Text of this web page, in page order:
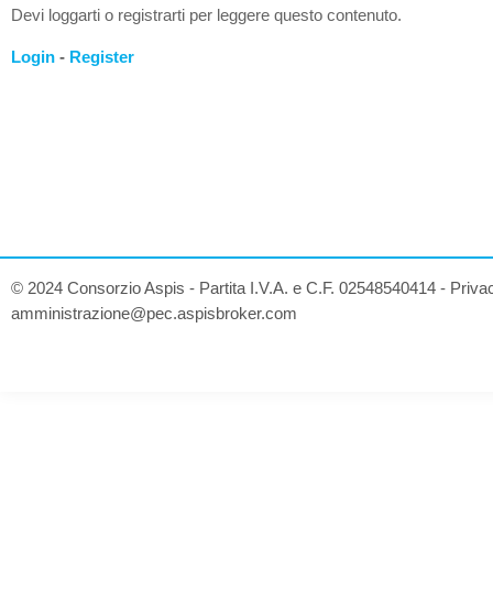
Devi loggarti o registrarti per leggere questo contenuto.
Login - Register
© 2024 Consorzio Aspis - Partita I.V.A. e C.F. 02548540414 -
amministrazione@pec.aspisbroker.com